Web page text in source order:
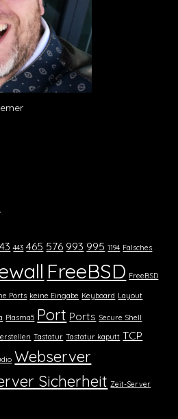
443 465 576 993 995 1194 Falsches
FreeBSD FreeBSD
Ports keine Eingabe Keyboard Layout
Plasma5 Port Ports Secure Shell
Tastatur Tastatur kaputt TCP
Webserver
Sicherheit Zeit-Server